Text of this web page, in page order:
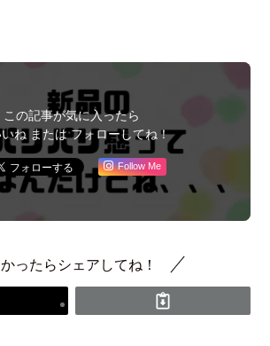
この記事が気に入ったら
いね または フォローしてね！
Follow Me
ったらシェアしてね！